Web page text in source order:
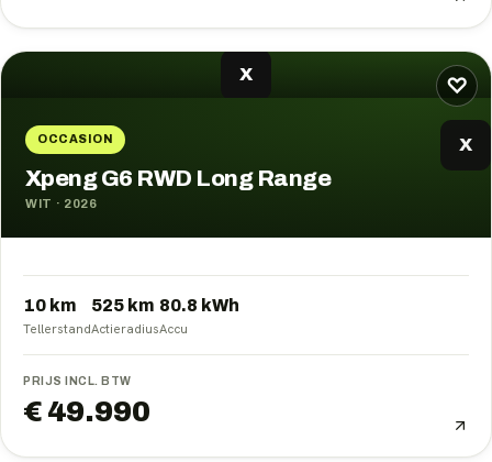
♡
X
OCCASION X
Xpeng G6 RWD Long Range
WIT · 2026
10 km
Tellerstand
525 km
Actieradius
80.8 kWh
Accu
PRIJS INCL. BTW
€ 49.990